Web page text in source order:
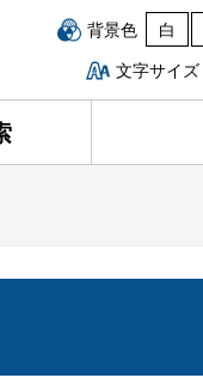
背景色 白
文字サイズ